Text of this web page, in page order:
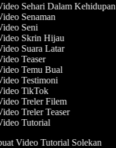
Sehari Dalam Kehidupan
Senaman
Seni
Skrin Hijau
Suara Latar
Teaser
Temu Bual
Testimoni
TikTok
Treler Filem
Treler Teaser
Tutorial
Video Tutorial Solekan